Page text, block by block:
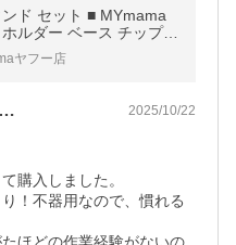
ド セット ■ MYmama
ルダー ベース チップ台
ト ■
ヤフー店
… 2025/10/22
購入しました。
！不器用なので、慣れる